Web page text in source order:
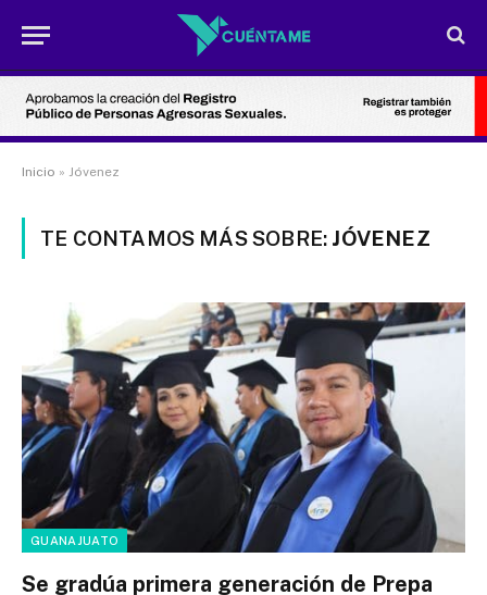
Inicio » Jóvenez
TE CONTAMOS MÁS SOBRE: JÓVENEZ
GUANAJUATO
Se gradúa primera generación de Prepa